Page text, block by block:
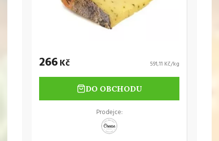
266Kč 591,11 Kč/kg
DO OBCHODU
Prodejce: